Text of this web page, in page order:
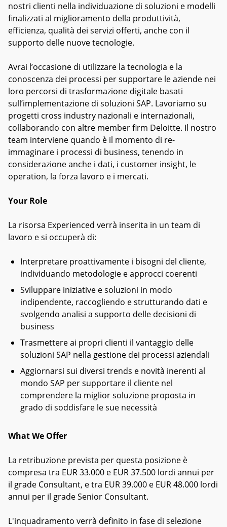
nostri clienti nella individuazione di soluzioni e modelli
finalizzati al miglioramento della produttività,
efficienza, qualità dei servizi offerti, anche con il
supporto delle nuove tecnologie.
Avrai l’occasione di utilizzare la tecnologia e la
conoscenza dei processi per supportare le aziende nei
loro percorsi di trasformazione digitale basati
sull’implementazione di soluzioni SAP. Lavoriamo su
progetti cross industry nazionali e internazionali,
collaborando con altre member firm Deloitte. Il nostro
team interviene quando è il momento di re-
immaginare i processi di business, tenendo in
considerazione anche i dati, i customer insight, le
operation, la forza lavoro e i mercati.
Your Role
La risorsa Experienced verrà inserita in un team di
lavoro e si occuperà di:
Interpretare proattivamente i bisogni del cliente,
individuando metodologie e approcci coerenti
Sviluppare iniziative e soluzioni in modo
indipendente, raccogliendo e strutturando dati e
svolgendo analisi a supporto delle decisioni di
business
Trasmettere ai propri clienti il vantaggio delle
soluzioni SAP nella gestione dei processi aziendali
Aggiornarsi sui diversi trends e novità inerenti al
mondo SAP per supportare il cliente nel
comprendere la miglior soluzione proposta in
grado di soddisfare le sue necessità
What We Offer
La retribuzione prevista per questa posizione è
compresa tra EUR 33.000 e EUR 37.500 lordi annui per
il grade Consultant, e tra EUR 39.000 e EUR 48.000 lordi
annui per il grade Senior Consultant.
L'inquadramento verrà definito in fase di selezione